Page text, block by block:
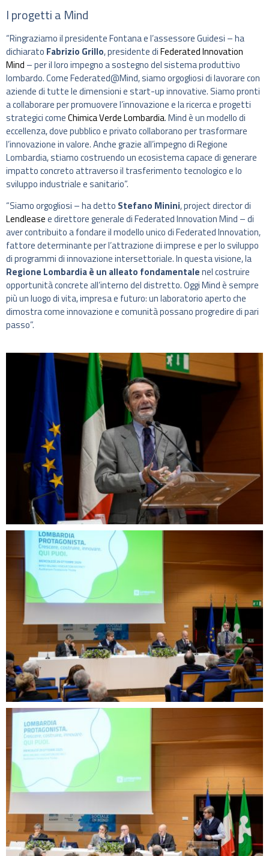
I progetti a Mind
“Ringraziamo il presidente Fontana e l’assessore Guidesi – ha
dichiarato Fabrizio Grillo, presidente diFederated Innovation
Mind – per il loro impegno a sostegno del sistema produttivo
lombardo. Come Federated@Mind, siamo orgogliosi di lavorare con
aziende di tutte le dimensioni e start-up innovative. Siamo pronti
a collaborare per promuovere l’innovazione e la ricerca e progetti
strategici comeChimica Verde Lombardia. Mind è un modello di
eccellenza, dove pubblico e privato collaborano per trasformare
l’innovazione in valore. Anche grazie all’impegno di Regione
Lombardia, stiamo costruendo un ecosistema capace di generare
impatto concreto attraverso il trasferimento tecnologico e lo
sviluppo industriale e sanitario”.
“Siamo orgogliosi – ha detto Stefano Minini, project director di
Lendleasee direttore generale di Federated Innovation Mind – di
aver contribuito a fondare il modello unico di Federated Innovation,
fattore determinante per l’attrazione di imprese e per lo sviluppo
di programmi di innovazione intersettoriale. In questa visione, la
Regione Lombardia è un alleato fondamentalenel costruire
opportunità concrete all’interno del distretto. Oggi Mind è sempre
più un luogo di vita, impresa e futuro: un laboratorio aperto che
dimostra come innovazione e comunità possano progredire di pari
passo”.